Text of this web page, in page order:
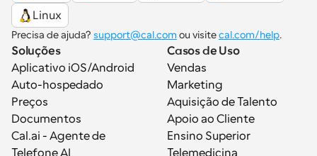
Linux
Precisa de ajuda? support@cal.com ou visite cal.com/help.
Soluções
Aplicativo iOS/Android
Auto-hospedado
Preços
Documentos
Cal.ai - Agente de
Telefone AI
Casos de Uso
Vendas
Marketing
Aquisição de Talento
Apoio ao Cliente
Ensino Superior
Telemedicina